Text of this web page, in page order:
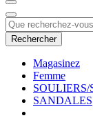
Rechercher
Magasinez
Femme
SANDALES